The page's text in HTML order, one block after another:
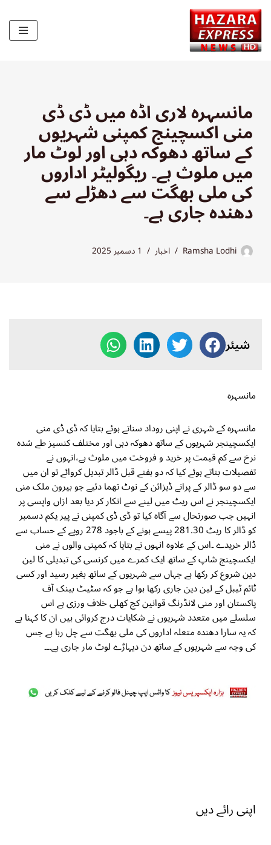
Skip
to
مانسہرہ لاری اڈہ میں ڈی ڈی
منی اکسچینج کمپنی شہریوں
کے ساتھ دھوکہ دہی اور لوٹ مار
میں ملوث ہے۔ ریگولیٹر اداروں
کی ملی بھگت سے دھڑلے سے
دھندہ جاری ہے۔
Ramsha Lodhi اخبار 1 دسمبر 2025
شیئر
مانسہرہ
مانسہرہ کے شہری نے اپنی روداد سناتے ہوئے بتایا کہ ڈی ڈی منی
ایکسچینجر شہریوں کے ساتھ دھوکہ دہی اور مختلف کنسیز طے شدہ
نرخ سے کم قیمت پر خرید و فروخت میں ملوث ہے،انہوں نے
تفصیلات بتاتے ہوئے کیا کہ دو ہفتے قبل ڈالر تبدیل کروائے تو ان میں
سے دو سو ڈالر کے پرانے ڈیزائن کے نوٹ تھما دئیے جو بیرون ملک منی
ایکسچینجر نے اس ریٹ میں لینے سے انکار کر دیا بعد ازاں واپسی پر
انہیں جب صورتحال سے آگاہ کیا تو ڈی ڈی کمپنی نے پیر یکم دسمبر
کو ڈالر کا ریٹ 281.30 پیسے ہونے کے باجود 278 روپے کے حساب سے
ڈالر خریدے ۔اس کے علاوہ انہوں نے بتایا کہ کمپنی والوں نے منی
ایکسچینج شاپ کے ساتھ ایک کمرے میں کرنسی کی تبدیلی کا لین
دین شروع کر رکھا ہے جہاں سے شہریوں کے ساتھ بغیر رسید اور کسی
ٹائم ٹیبل کے لین دین جاری رکھا ہوا ہے جو کہ سٹیٹ بینک آف
پاکستان اور منی لانڈرنگ قوانین کج کھلی خلاف ورزی ہے اس
سلسلے میں متعدد شہریوں نے شکایات درج کروائی ہیں ان کا کہنا ہے
کہ یہ سارا دھندہ متعلہ اداروں کی ملی بھگت سے چل رہا ہے جس
کی وجہ سے شہریوں کے ساتھ دن دیہاڑے لوٹ مار جاری ہے۔۔۔
اپنی رائے دیں